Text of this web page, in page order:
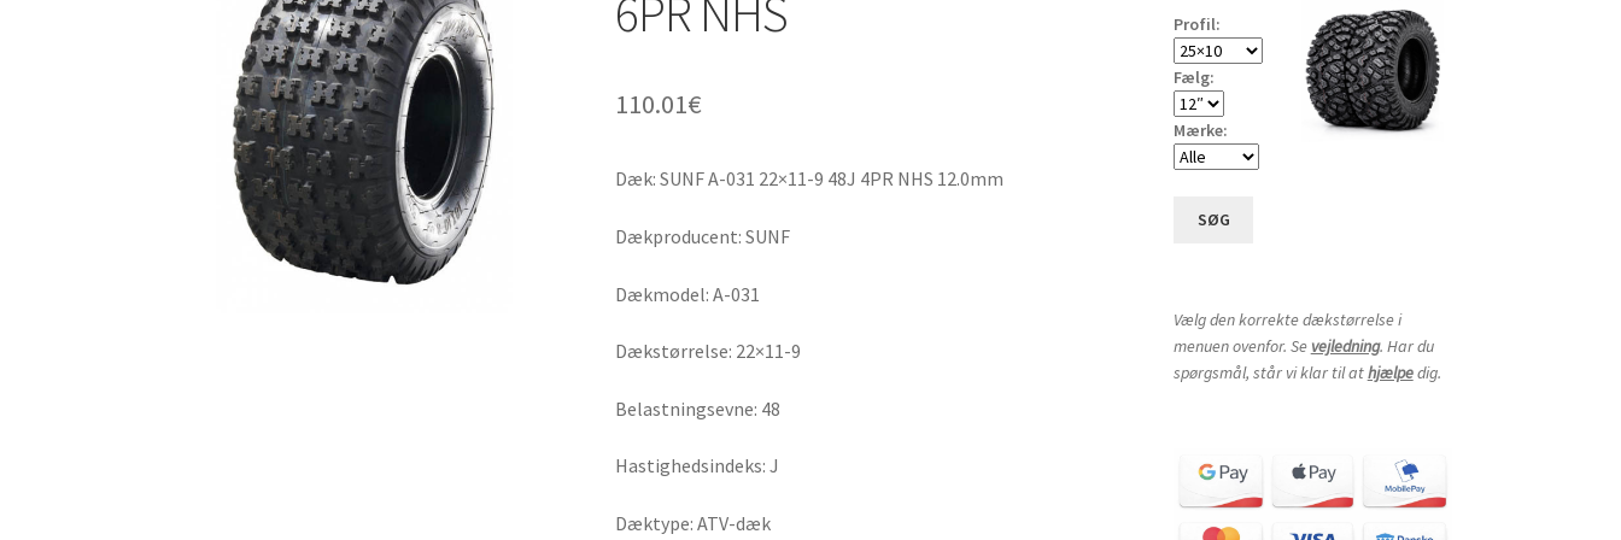
6PR NHS
110.01€
Dæk: SUNF A-031 22×11-9 48J 4PR NHS 12.0mm
Dækproducent: SUNF
Dækmodel: A-031
Dækstørrelse: 22×11-9
Belastningsevne: 48
Hastighedsindeks: J
Dæktype: ATV-dæk
Profil:
Fælg:
Mærke:
SØG
Vælg den korrekte dækstørrelse i
menuen ovenfor. Se vejledning. Har du
spørgsmål, står vi klar til athjælpedig.